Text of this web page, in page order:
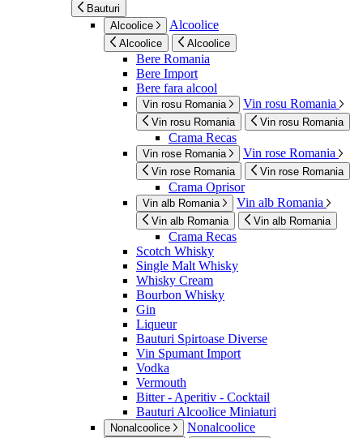
Bauturi
Alcoolice
Alcoolice
Alcoolice Alcoolice
Bere Romania
Bere Import
Bere fara alcool
Vin rosu Romania Vin rosu Romania
Vin rosu Romania Vin rosu Romania
Crama Recas
Vin rose Romania Vin rose Romania
Vin rose Romania Vin rose Romania
Crama Oprisor
Vin alb Romania Vin alb Romania
Vin alb Romania Vin alb Romania
Crama Recas
Scotch Whisky
Single Malt Whisky
Whisky Cream
Bourbon Whisky
Gin
Liqueur
Bauturi Spirtoase Diverse
Vin Spumant Import
Vodka
Vermouth
Bitter - Aperitiv - Cocktail
Bauturi Alcoolice Miniaturi
Nonalcoolice Nonalcoolice